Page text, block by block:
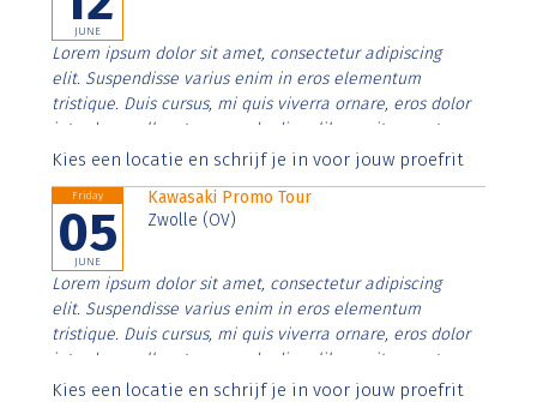
JUNE
Lorem ipsum dolor sit amet, consectetur adipiscing
elit. Suspendisse varius enim in eros elementum
tristique. Duis cursus, mi quis viverra ornare, eros dolor
interdum nulla, ut commodo diam libero vitae erat.
Aenean faucibus nibh et justo cursus id rutrum lorem
Kies een locatie en schrijf je in voor jouw proefrit
Friday
05
JUNE
Kawasaki Promo Tour
Zwolle (OV)
Lorem ipsum dolor sit amet, consectetur adipiscing
elit. Suspendisse varius enim in eros elementum
tristique. Duis cursus, mi quis viverra ornare, eros dolor
interdum nulla, ut commodo diam libero vitae erat.
Aenean faucibus nibh et justo cursus id rutrum lorem
Kies een locatie en schrijf je in voor jouw proefrit